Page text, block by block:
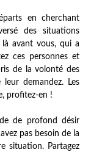
en cherchant
des situations
là avant vous, qui a
ces personnes et
de la volonté des
demandez. Les
profitez-en !
de profond désir
pas besoin de la
situation. Partagez